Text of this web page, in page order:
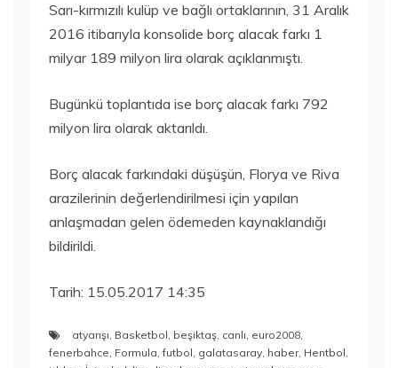
Sarı-kırmızılı kulüp ve bağlı ortaklarının, 31 Aralık
2016 itibarıyla konsolide borç alacak farkı 1
milyar 189 milyon lira olarak açıklanmıştı.
Bugünkü toplantıda ise borç alacak farkı 792
milyon lira olarak aktarıldı.
Borç alacak farkındaki düşüşün, Florya ve Riva
arazilerinin değerlendirilmesi için yapılan
anlaşmadan gelen ödemeden kaynaklandığı
bildirildi.
Tarih: 15.05.2017 14:35
atyarışı, Basketbol, beşiktaş, canlı, euro2008,
fenerbahce, Formula,futbol, galatasaray, haber, Hentbol,